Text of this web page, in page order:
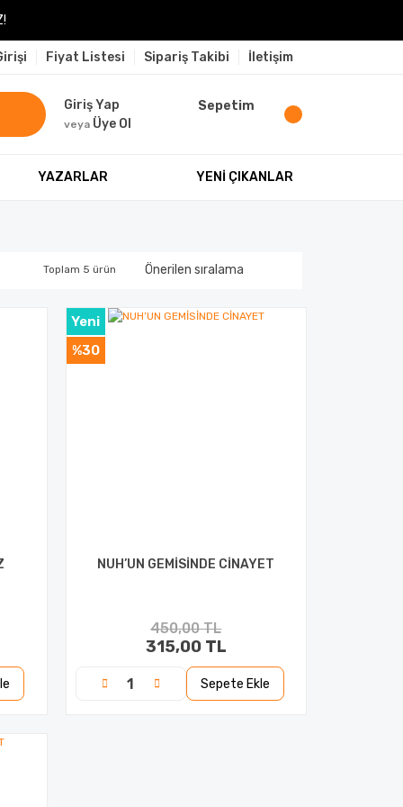
Fiyat Listesi Sipariş Takibi İletişim
Giriş Yap
veya Üye Ol
Sepetim
YAZARLAR YENİ ÇIKANLAR
Toplam 5 ürün
%30
Yeni
NUH’UN GEMİSİNDE CİNAYET
450,00 TL
315,00 TL
Sepete Ekle